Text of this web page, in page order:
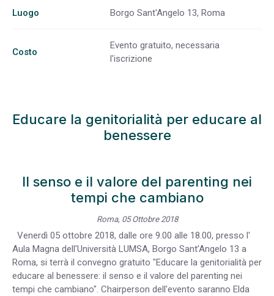
Luogo Borgo Sant'Angelo 13, Roma
Costo
Evento gratuito, necessaria
l'iscrizione
Educare la genitorialità per educare al
benessere
Il senso e il valore del parenting nei
tempi che cambiano
Roma, 05 Ottobre 2018
Venerdì 05 ottobre 2018, dalle ore 9.00 alle 18.00, presso l'
Aula Magna dell'Università LUMSA, Borgo Sant’Angelo 13 a
Roma, si terrà il convegno gratuito "Educare la genitorialità per
educare al benessere: il senso e il valore del parenting nei
tempi che cambiano". Chairperson dell'evento saranno Elda